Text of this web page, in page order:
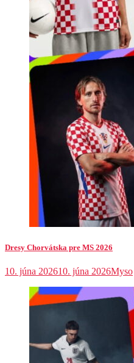
Dresy Chorvátska pre MS 2026
10. júna 202610. júna 2026Myso